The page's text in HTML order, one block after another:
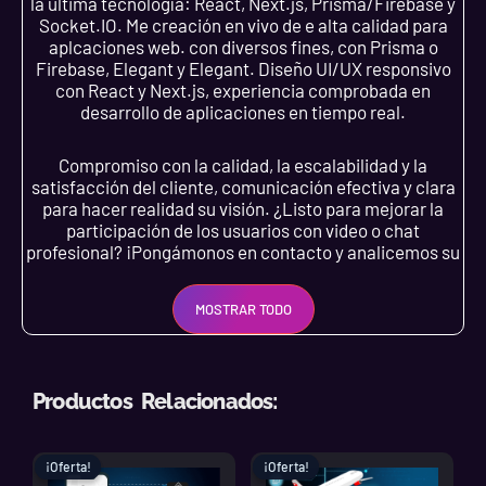
Socket.IO. Me creación en vivo de e alta calidad para
aplcaciones web. con diversos fines, con Prisma o
Firebase, Elegant y Elegant. Diseño UI/UX responsivo
con React y Next.js, experiencia comprobada en
desarrollo de aplicaciones en tiempo real.
Compromiso con la calidad, la escalabilidad y la
satisfacción del cliente, comunicación efectiva y clara
para hacer realidad su visión. ¿Listo para mejorar la
participación de los usuarios con video o chat
profesional? ¡Pongámonos en contacto y analicemos su
Puede utilizar Rocket Chat y Mattermost, una
organización o negocio, puede consultar Rocket Chat y
Mattermost como herramienta de comunicación para su
MOSTRAR TODO
Productos Relacionados:
¡Oferta!
¡Oferta! ¡Oferta!
¡Oferta!
precio